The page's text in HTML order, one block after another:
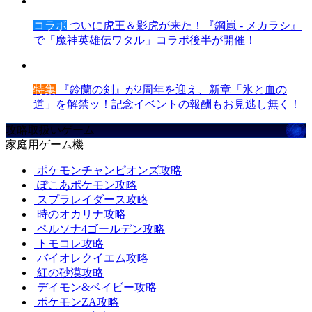
コラボ ついに虎王＆影虎が来た！『鋼嵐 - メカラシ』
で「魔神英雄伝ワタル」コラボ後半が開催！
特集 『鈴蘭の剣』が2周年を迎え、新章「氷と血の
道」を解禁ッ！記念イベントの報酬もお見逃し無く！
攻略取扱いゲーム
家庭用ゲーム機
ポケモンチャンピオンズ攻略
ぽこあポケモン攻略
スプラレイダース攻略
時のオカリナ攻略
ペルソナ4ゴールデン攻略
トモコレ攻略
バイオレクイエム攻略
紅の砂漠攻略
デイモン&ベイビー攻略
ポケモンZA攻略